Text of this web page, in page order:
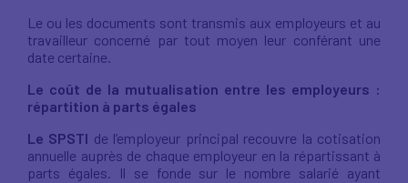
Le ou les documents sont transmis aux employeurs et au
travailleur concerné par tout moyen leur conférant une
date certaine.
Le coût de la mutualisation entre les employeurs :
répartition à parts égales
Le SPSTI de l’employeur principal recouvre la cotisation
annuelle auprès de chaque employeur en la répartissant à
parts égales. Il se fonde sur le nombre salarié ayant